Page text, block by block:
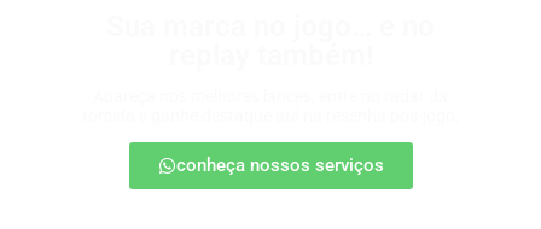
conheça nossos serviços